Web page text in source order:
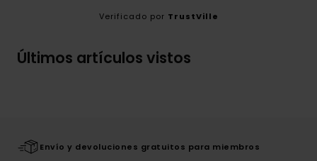
Verificado por TrustVille
Últimos artículos vistos
Envío y devoluciones gratuitos para miembros